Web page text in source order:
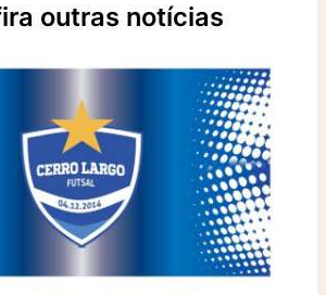
outras notícias